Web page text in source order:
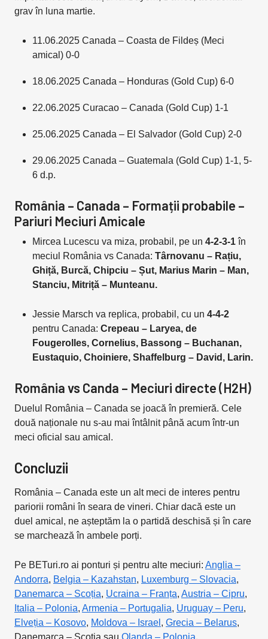
grav în luna martie.
11.06.2025 Canada – Coasta de Fildeș (Meci
amical) 0-0
18.06.2025 Canada – Honduras (Gold Cup) 6-0
22.06.2025 Curacao – Canada (Gold Cup) 1-1
25.06.2025 Canada – El Salvador (Gold Cup) 2-0
29.06.2025 Canada – Guatemala (Gold Cup) 1-1, 5-
6 d.p.
România – Canada – Formații probabile –
Pariuri Meciuri Amicale
Mircea Lucescu va miza, probabil, pe un 4-2-3-1în
meciul România vs Canada: Târnovanu – Rațiu,
Ghiță, Burcă, Chipciu – Șut, Marius Marin – Man,
Stanciu, Mitriță – Munteanu.
Jessie Marsch va replica, probabil, cu un 4-4-2
pentru Canada: Crepeau – Laryea, de
Fougerolles, Cornelius, Bassong – Buchanan,
Eustaquio, Choiniere, Shaffelburg – David, Larin.
România vs Canda – Meciuri directe (H2H)
Duelul România – Canada se joacă în premieră. Cele
două naționale nu s-au mai întâlnit până acum într-un
meci oficial sau amical.
Concluzii
România – Canada este un alt meci de interes pentru
pariorii români în seara de vineri. Chiar dacă este un
duel amical, ne așteptăm la o partidă deschisă și în care
se marchează în ambele porți.
Pe BETuri.ro ai ponturi și pentru alte meciuri: Anglia –
Andorra, Belgia – Kazahstan, Luxemburg – Slovacia,
Danemarca – Scoția, Ucraina – Franța, Austria – Cipru,
Italia – Polonia, Armenia – Portugalia, Uruguay – Peru,
Elveția – Kosovo, Moldova – Israel , Grecia – Belarus,
Danemarca – Scoția sau Olanda – Polonia.